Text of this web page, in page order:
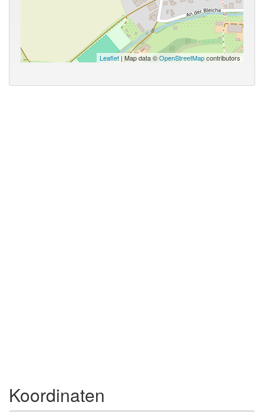
Leaflet | Map data ©OpenStreetMapcontributors
Koordinaten